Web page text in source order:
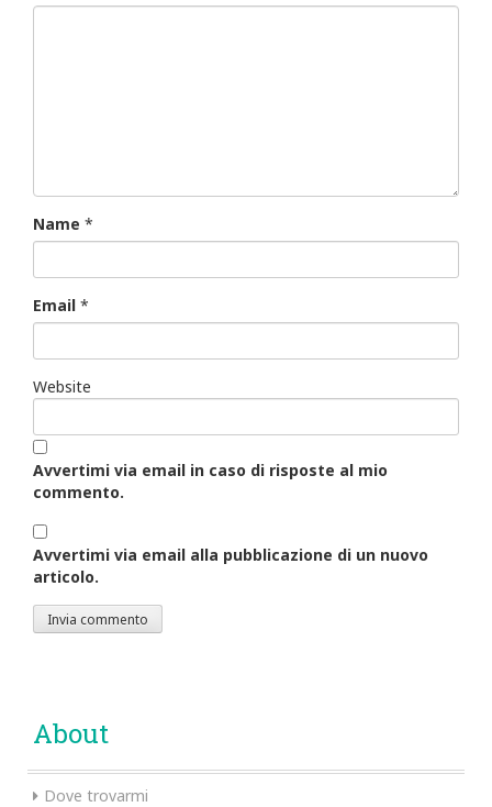
Name *
Email *
Website
Avvertimi via email in caso di risposte al mio
commento.
Avvertimi via email alla pubblicazione di un nuovo
articolo.
About
Dove trovarmi